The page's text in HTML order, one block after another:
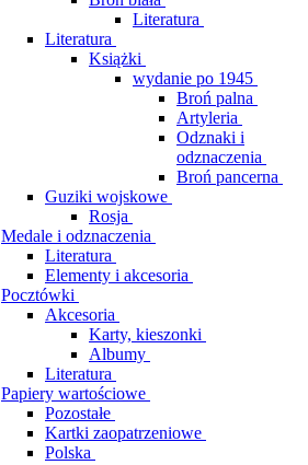
Literatura
Literatura
Książki
wydanie po 1945
Broń palna
Artyleria
Odznaki i
odznaczenia
Broń pancerna
Guziki wojskowe
Rosja
Medale i odznaczenia
Literatura
Elementy i akcesoria
Pocztówki
Akcesoria
Karty, kieszonki
Albumy
Literatura
Papiery wartościowe
Pozostałe
Kartki zaopatrzeniowe
Polska